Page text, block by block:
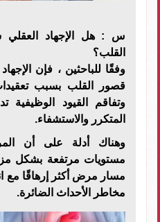
س : هل الإجهاد
القلب؟
وفقًا للباحثين ، فإن
قصور القلب بسبب تعقيدات
وتفاقم القيود الوظيفية
المتكرر والاستشفاء.
وهناك أدلة على أن
مستويات مرتفعة بشكل
مسار مرض أكثر إرهاقًا مع
مخاطر الأحداث الضائرة.